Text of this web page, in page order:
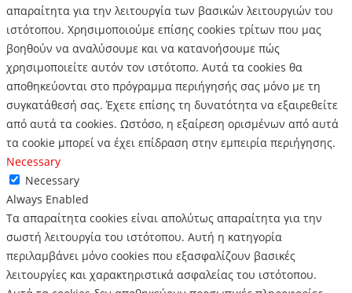
απαραίτητα για την λειτουργία των βασικών λειτουργιών του
ιστότοπου. Χρησιμοποιούμε επίσης cookies τρίτων που μας
βοηθούν να αναλύσουμε και να κατανοήσουμε πώς
χρησιμοποιείτε αυτόν τον ιστότοπο. Αυτά τα cookies θα
αποθηκεύονται στο πρόγραμμα περιήγησής σας μόνο με τη
συγκατάθεσή σας. Έχετε επίσης τη δυνατότητα να εξαιρεθείτε
από αυτά τα cookies. Ωστόσο, η εξαίρεση ορισμένων από αυτά
τα cookie μπορεί να έχει επίδραση στην εμπειρία περιήγησης.
Necessary
Necessary
Always Enabled
Τα απαραίτητα cookies είναι απολύτως απαραίτητα για την
σωστή λειτουργία του ιστότοπου. Αυτή η κατηγορία
περιλαμβάνει μόνο cookies που εξασφαλίζουν βασικές
λειτουργίες και χαρακτηριστικά ασφαλείας του ιστότοπου.